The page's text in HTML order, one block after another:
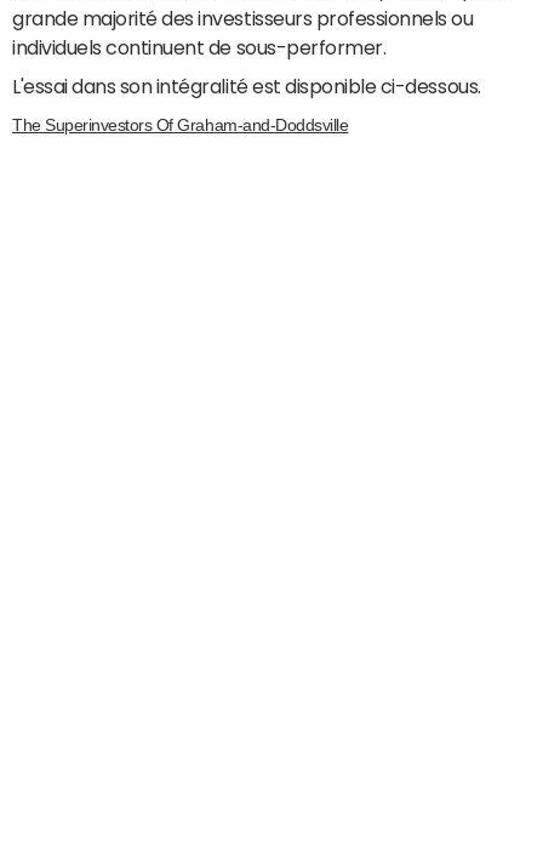
grande majorité des investisseurs professionnels ou
individuels continuent de sous-performer.
L'essai dans son intégralité est disponible ci-dessous.
The Superinvestors Of Graham-and-Doddsville